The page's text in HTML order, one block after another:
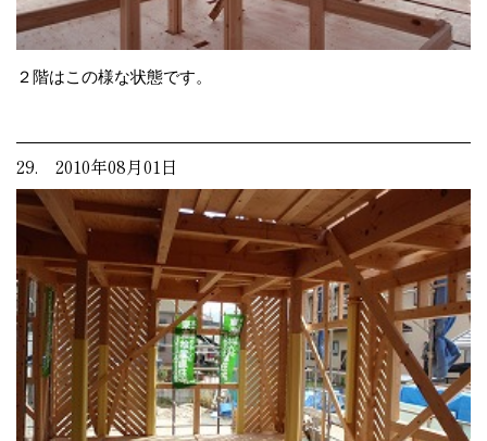
２階はこの様な状態です。
29. 2010年08月01日